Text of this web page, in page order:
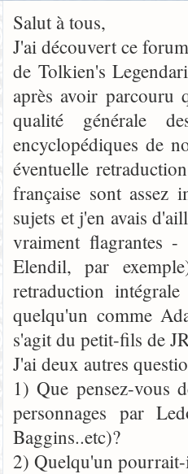
Salut à tous,
J'ai découvert ce
de Tolkien's
après avoir parcouru
qualité générale
encyclopédiques de
éventuelle
française sont assez
sujets et j'en avais
vraiment flagrantes
Elendil, par
retraduction
quelqu'un comme
s'agit du petit-fils de
J'ai deux autres
1) Que pensez-vous
personnages par
Baggins..etc)?
2) Quelqu'un